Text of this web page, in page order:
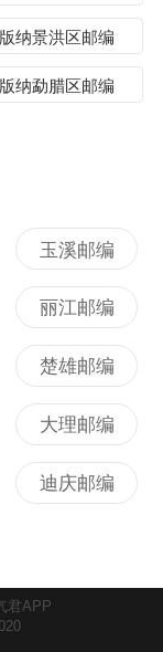
纳景洪区邮编
纳勐腊区邮编
玉溪邮编
丽江邮编
楚雄邮编
大理邮编
迪庆邮编
君APP